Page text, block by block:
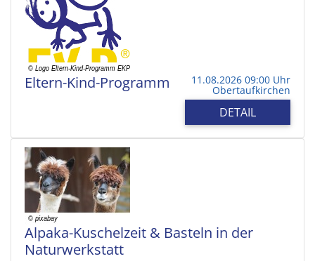
Eltern-Kind-Programm 11.08.2026 09:00 Uhr
Obertaufkirchen
DETAIL
Alpaka-Kuschelzeit & Basteln in der
Naturwerkstatt